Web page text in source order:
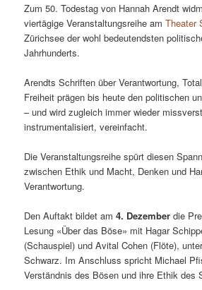
Zum 50. Todestag von Hannah Arendt
viertägige Veranstaltungsreihe amTheater
Zürichsee der wohl bedeutendsten
Jahrhunderts.
Arendts Schriften über Verantwortung,
Freiheit prägen bis heute den politischen
– und wird zugleich immer wieder
instrumentalisiert, vereinfacht.
Die Veranstaltungsreihe spürt diesen
zwischen Ethik und Macht, Denken und
Verantwortung.
Den Auftakt bildet am4. Dezember die
Lesung «Über das Böse» mit Hagar
(Schauspiel) und Avital Cohen (Flöte),
Schwarz. Im Anschluss spricht Michael
Verständnis des Bösen und ihre Ethik des